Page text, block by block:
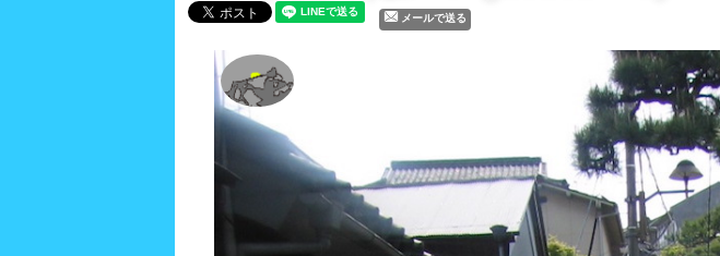
メールで送る